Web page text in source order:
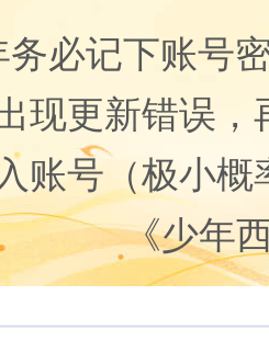
务必记下账号
现更新错误，
账号（极小概
《少年